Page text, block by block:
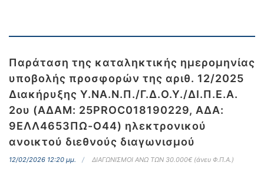
Παράταση της καταληκτικής ημερομηνίας
υποβολής προσφορών της αριθ. 12/2025
Διακήρυξης Υ.ΝΑ.Ν.Π./Γ.Δ.Ο.Υ./ΔΙ.Π.Ε.Α.
2ου (ΑΔΑΜ: 25PROC018190229, ΑΔΑ:
9ΕΛΛ4653ΠΩ-Ο44) ηλεκτρονικού
ανοικτού διεθνούς διαγωνισμού
12/02/2026 12:20 μμ.
ΔΙΑΓΩΝΙΣΜΟΙ ΑΝΩ ΤΩΝ 30.000€ (άνευ Φ.Π.Α.)